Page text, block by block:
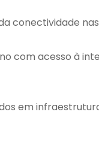
conectividade
com acesso à
em